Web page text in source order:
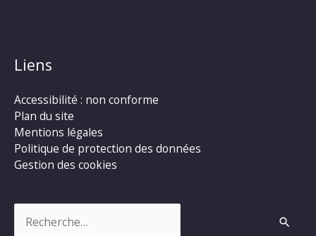
Liens
Accessibilité : non conforme
Plan du site
Mentions légales
Politique de protection des données
Gestion des cookies